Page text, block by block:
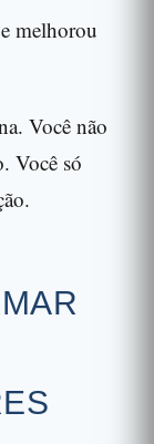
melhorou
Você não
Você só